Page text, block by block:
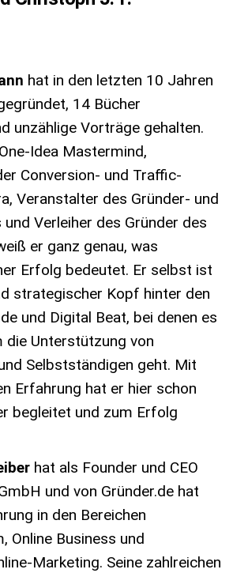
hat in den letzten 10 Jahren
14 Bücher
unzählige Vorträge gehalten.
Idea Mastermind,
Conversion- und Traffic-
Veranstalter des Gründer- und
Verleiher des Gründer des
er ganz genau, was
Erfolg bedeutet. Er selbst ist
strategischer Kopf hinter den
und Digital Beat, bei denen es
die Unterstützung von
Selbstständigen geht. Mit
Erfahrung hat er hier schon
begleitet und zum Erfolg
hat als Founder und CEO
und von Gründer.de hat
in den Bereichen
Online Business und
Marketing. Seine zahlreichen